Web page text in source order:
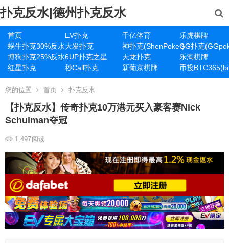
扑克反水|德州扑克反水
首页 EV扑克 千亿体育
乐虎棋牌
蜗牛扑克30%反水大发扑克 神扑克(ShenPoker)GG扑克
博狗扑克25%反水6UP扑克之星 天龙扑克
乐淘棋牌
红星扑克
秒Call扑克 新葡京棋牌 币投
您的位置 首页 扑克反水
【扑克反水】传奇扑克10万港元买入豪客赛Nick
Schulman夺冠
1,497阅读